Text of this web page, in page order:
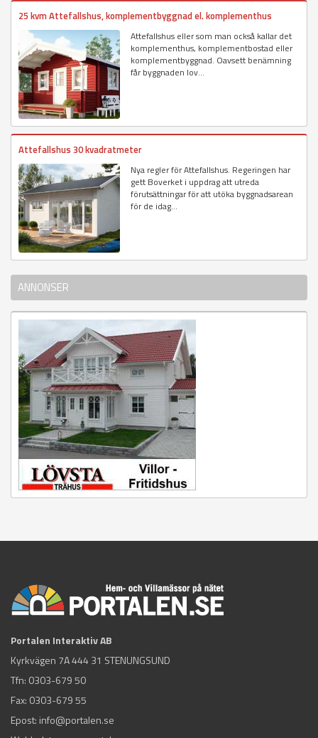
25 kvm Attefallshus, komplementbyggnad el. komplementhus
Attefallshus eller som man också kallar det
komplementhus, komplementbostad eller
komplementbyggnad. Oavsett benämning
får byggnaden lov...
Attefallshus 30 kvadratmeter
Nya regler för Attefallshus. Regeringen har
gett Boverket i uppdrag att utreda
förutsättningar för att utöka byggnadsarean
för de idag...
ANNONSER
Portalen Interaktiv AB
Kyrkvägen 7A 444 31 STENUNGSUND
Tfn: 0303-679 50
Fax: 0303-679 55
Epost: info@portalen.se